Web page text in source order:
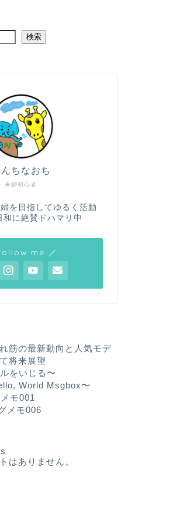
検索
夫婦初心者
ちなおち
を目指してゆるく活動
に絶賛ドハマリ中
me ／
筋の最新動向と人気モデ
将来展望
をいじる〜
World Msgbox〜
モ001
メモ006
はありません。